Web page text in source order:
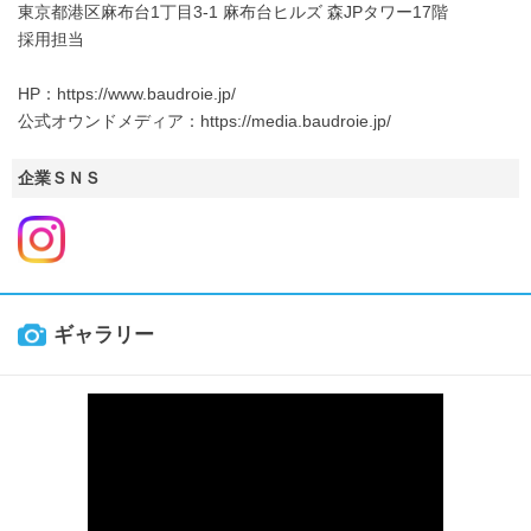
東京都港区麻布台1丁目3-1 麻布台ヒルズ 森JPタワー17階
採用担当
HP：https://www.baudroie.jp/
公式オウンドメディア：https://media.baudroie.jp/
企業ＳＮＳ
ギャラリー